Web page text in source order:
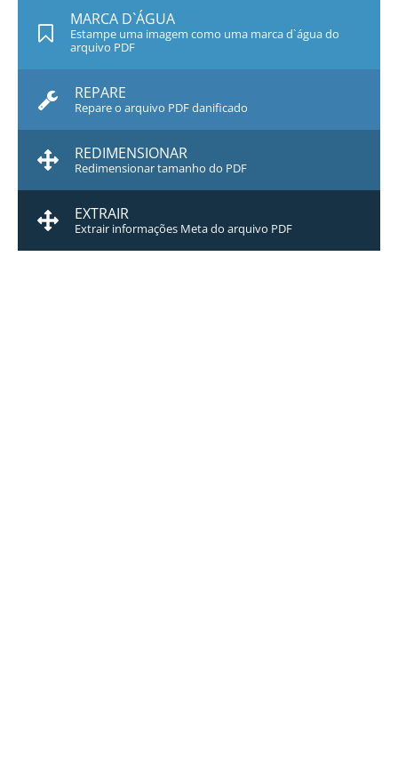
MARCA D`ÁGUA
Estampe uma imagem como uma marca d`água do
arquivo PDF
REPARE
Repare o arquivo PDF danificado
REDIMENSIONAR
Redimensionar tamanho do PDF
EXTRAIR
Extrair informações Meta do arquivo PDF